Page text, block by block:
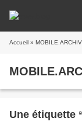
Accueil »
Une étiquette